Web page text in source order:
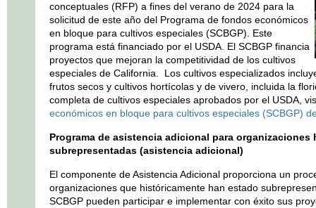
conceptuales (RFP) a fines del verano de 2024 para la
solicitud de este año del Programa de fondos económicos
en bloque para cultivos especiales (SCBGP). Este
programa está financiado por el USDA. El SCBGP financia
proyectos que mejoran la competitividad de los cultivos
especiales de California. Los cultivos especializados
frutos secos y cultivos hortícolas y de vivero, incluida la
completa de cultivos especiales aprobados por el USDA,
económicos en bloque para cultivos especiales (SCBGP)
Programa de asistencia adicional para organizaciones
subrepresentadas (asistencia adicional)
El componente de Asistencia Adicional proporciona un
organizaciones que históricamente han estado
SCBGP pueden participar e implementar con éxito sus